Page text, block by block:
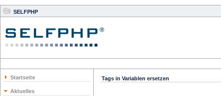
SELFPHP
Startseite
Aktuelles
Tags in Variablen ersetzen